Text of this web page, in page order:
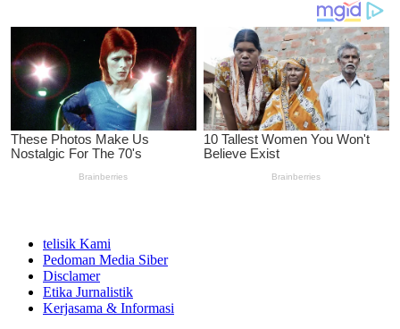
telisik Kami
Pedoman Media Siber
Disclamer
Etika Jurnalistik
Kerjasama & Informasi